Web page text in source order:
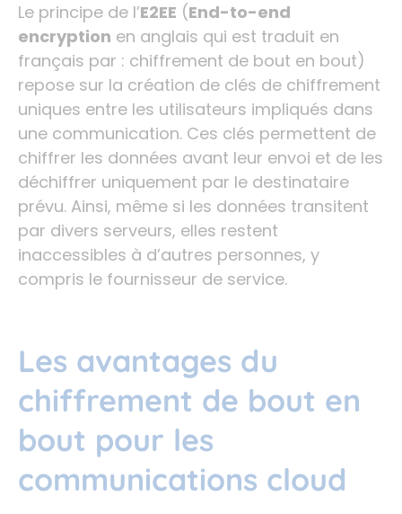
Le principe de l’E2EE (End-to-end
encryption en anglais qui est traduit en
français par : chiffrement de bout en bout)
repose sur la création de clés de chiffrement
uniques entre les utilisateurs impliqués dans
une communication. Ces clés permettent de
chiffrer les données avant leur envoi et de les
déchiffrer uniquement par le destinataire
prévu. Ainsi, même si les données transitent
par divers serveurs, elles restent
inaccessibles à d’autres personnes, y
compris le fournisseur de service.
Les avantages du
chiffrement de bout en
bout pour les
communications cloud